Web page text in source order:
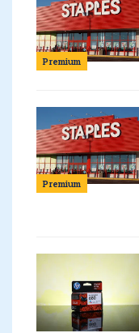
Premium
Premium